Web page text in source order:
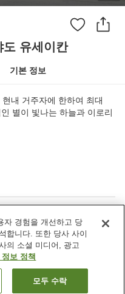
도 유세이칸
기본 정보
내 거주자에 한하여 최대
별이 빛나는 하늘과 이로리
파 / 미용실
동판매기
자 경험을 개선하고 당
합니다. 또한 당사 사이
의 소셜 미디어, 광고
보 정책
모두 수락